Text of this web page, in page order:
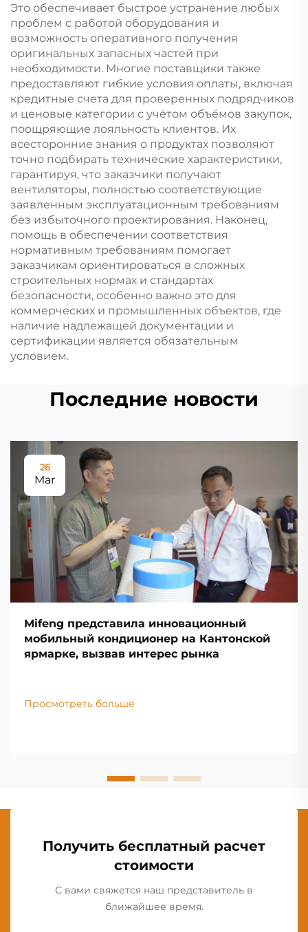
Это обеспечивает быстрое устранение любых
проблем с работой оборудования и
возможность оперативного получения
оригинальных запасных частей при
необходимости. Многие поставщики также
предоставляют гибкие условия оплаты, включая
кредитные счета для проверенных подрядчиков
и ценовые категории с учётом объёмов закупок,
поощряющие лояльность клиентов. Их
всесторонние знания о продуктах позволяют
точно подбирать технические характеристики,
гарантируя, что заказчики получают
вентиляторы, полностью соответствующие
заявленным эксплуатационным требованиям
без избыточного проектирования. Наконец,
помощь в обеспечении соответствия
нормативным требованиям помогает
заказчикам ориентироваться в сложных
строительных нормах и стандартах
безопасности, особенно важно это для
коммерческих и промышленных объектов, где
наличие надлежащей документации и
сертификации является обязательным
условием.
Последние новости
26
Mar
Mifeng представила инновационный
мобильный кондиционер на Кантонской
ярмарке, вызвав интерес рынка
Просмотреть больше
Получить бесплатный расчет
стоимости
С вами свяжется наш представитель в
ближайшее время.